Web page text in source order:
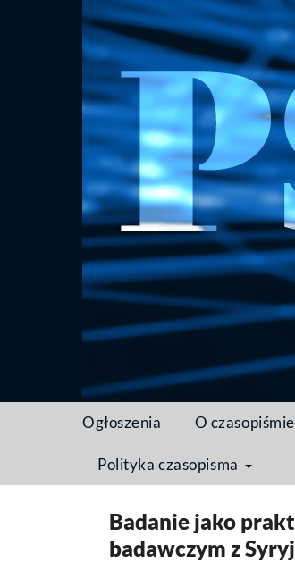
Ogłoszenia O czasopiśmie
Polityka czasopisma
Strona domowa / Archiwum
Badanie jako
badawczym z